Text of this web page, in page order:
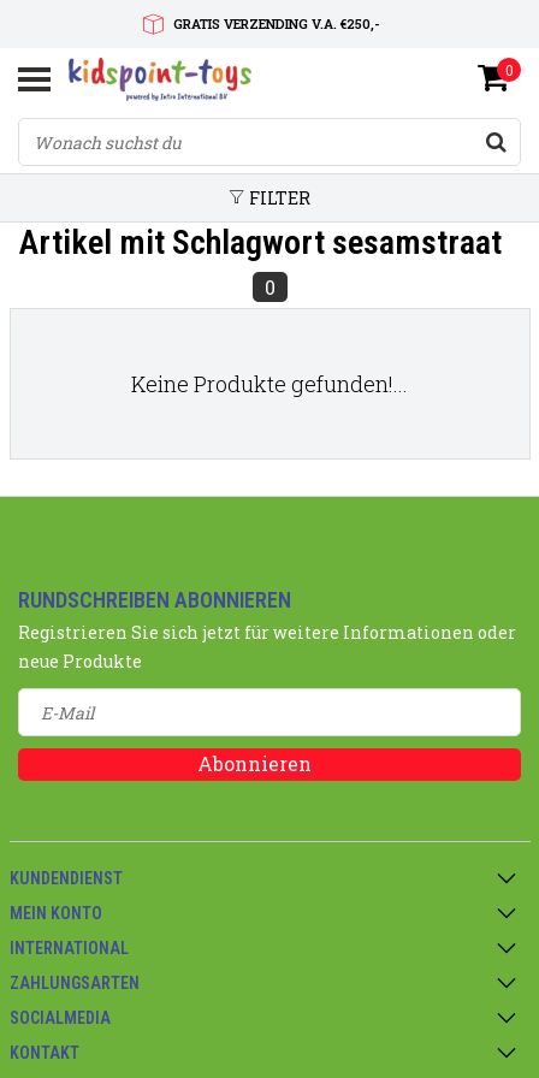
GRATIS VERZENDING V.A. €250,-
SNELLE LEVERTIJD
SERVICE OP MAAT
0
FILTER
Artikel mit Schlagwort sesamstraat
0
Keine Produkte gefunden!...
RUNDSCHREIBEN ABONNIEREN
Registrieren Sie sich jetzt für weitere Informationen oder
neue Produkte
Abonnieren
KUNDENDIENST
MEIN KONTO
INTERNATIONAL
ZAHLUNGSARTEN
SOCIALMEDIA
KONTAKT